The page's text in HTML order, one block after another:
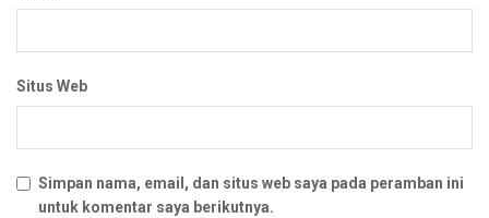
Situs Web
Simpan nama, email, dan situs web saya pada peramban ini
untuk komentar saya berikutnya.